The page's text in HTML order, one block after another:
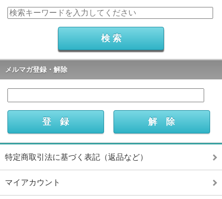
メルマガ登録・解除
特定商取引法に基づく表記（返品など）
マイアカウント